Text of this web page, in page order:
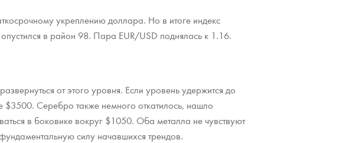
укреплению доллара. Но в итоге индекс
в район 98. Пара EUR/USD поднялась к 1.16.
от этого уровня. Если уровень удержится до
$3500. Серебро также немного откатилось, нашло
в боковике вокруг $1050. Оба металла не чувствуют
силу начавшихся трендов.